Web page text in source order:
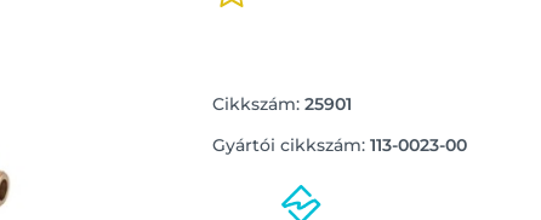
Cikkszám: 25901
Gyártói cikkszám: 113-0023-00